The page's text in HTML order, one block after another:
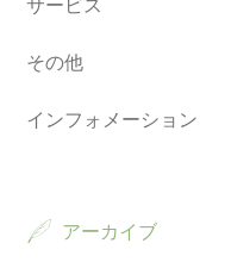
その他
インフォメーション
アーカイブ